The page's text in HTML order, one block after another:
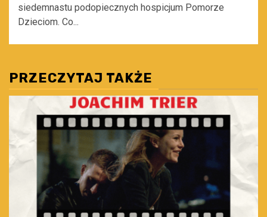
siedemnastu podopiecznych hospicjum Pomorze
Dzieciom. Co...
PRZECZYTAJ TAKŻE